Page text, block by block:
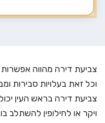
צביעת דירה מהווה
וכל זאת בעלויות סבירות
צביעת דירה בראש העין
ויקר או לחילופין להשתלב